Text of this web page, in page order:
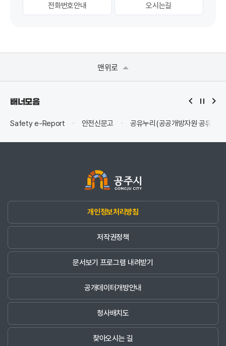
전화번호안내 오시는길
맨위로
배너모음
Safety e-Report 안전신문고 공유누리(공공개방자원 공유서
개인정보처리방침
저작권정책
문서보기 프로그램 내려받기
공개데이터개방안내
청사배치도
찾아오시는 길